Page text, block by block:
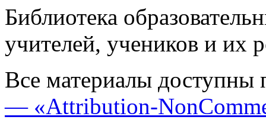
Библиотека
учителей, учеников и их
Все материалы доступны
— «Attribution-